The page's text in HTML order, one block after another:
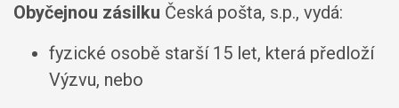
Obyčejnou zásilku Česká pošta, s.p., vydá:
fyzické osobě starší 15 let, která předloží
Výzvu, nebo